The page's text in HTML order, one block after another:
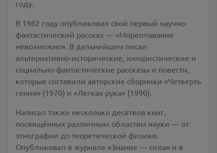
году.
В 1962 году опубликовал свой первый научно-
фантастический рассказ — «Мореплавание
невозможно». В дальнейшем писал
альтернативно-исторические, юмористические и
социально-фантастические рассказы и повести,
которые составили авторские сборники «Четверть
гения» (1970) и «Легкая рука» (1990).
Написал также несколько десятков книг,
посвящённых различным областям науки — от
этнографии до теоретической физики.
Опубликовал в журнале «Знание — сила» и в